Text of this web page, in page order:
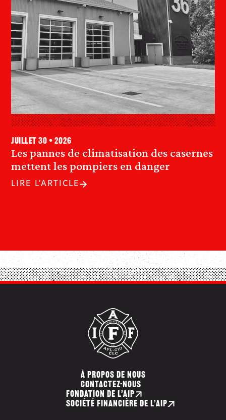
Les pannes de climatisation des casernes
mettent les pompiers en danger
juillet 30 • 2026
LIRE L'ARTICLE
À PROPOS DE NOUS
CONTACTEZ-NOUS
FONDATION DE L’AIP
SOCIÉTÉ FINANCIÈRE DE L’AIP